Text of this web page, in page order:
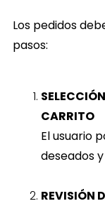
Los pedidos
pasos:
CARRITO
El usuario
deseados
REVISIÓN